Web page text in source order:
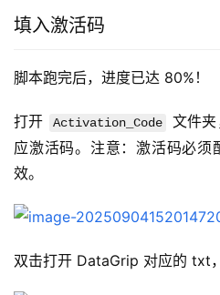
填入激活码
脚本跑完后，进度已达 80%！
打开 Activation_Code
文件
应激活码。注意：激活码必须
效。
双击打开 DataGrip 对应的 txt